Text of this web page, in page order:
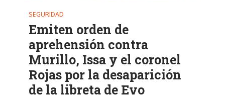
SEGURIDAD
Emiten orden de
aprehensión contra
Murillo, Issa y el coronel
Rojas por la desaparición
de la libreta de Evo